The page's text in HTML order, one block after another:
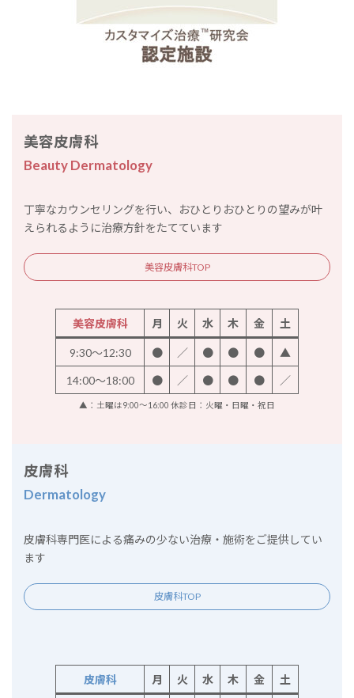
美容皮膚科
Beauty Dermatology
丁寧なカウンセリングを行い、おひとりおひとりの望みが叶
えられるように治療方針をたてています
美容皮膚科TOP
美容皮膚科 月 火 水 木 金 土
9:30～12:30 ● ／ ● ● ● ▲
14:00～18:00 ● ／ ● ● ● ／
▲：土曜は9:00～16:00 休診日：火曜・日曜・祝日
皮膚科
Dermatology
皮膚科専門医による痛みの少ない治療・施術をご提供してい
ます
皮膚科TOP
皮膚科 月 火 水 木 金 土